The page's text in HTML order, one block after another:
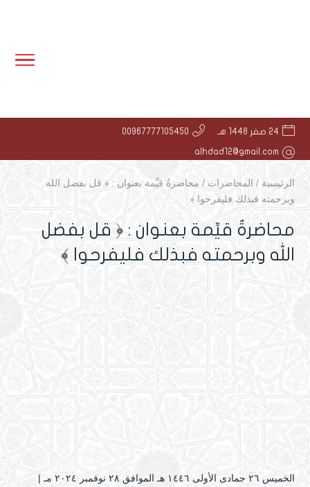
24 صفر 1448 هـ 00967777105450
alhdad12@gmail.com
الرئيسية / المحاضرات / محاضرةٌ قيِّمة بعنوان : ﴿ قل بفضل الله
وبرحمته فبذلك فليفرحوا ﴾
محاضرةٌ قيِّمة بعنوان : ﴿ قل بفضل
الله وبرحمته فبذلك فليفرحوا ﴾
الخميس ۲٦ جمادى الأولى ۱٤٤٦ هـ الموافق ۲۸ نوفمبر ۲۰۲٤ مـ |